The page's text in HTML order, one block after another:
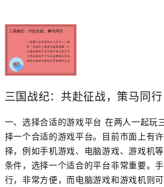
三国战纪：共赴征战，策马同行
一、选择合适的游戏平台 在两人一起玩
择一个合适的游戏平台。目前市面上有
择，例如手机游戏、电脑游戏、游戏机
条件，选择一个适合的平台非常重要。
行，非常方便，而电脑游戏和游戏机则